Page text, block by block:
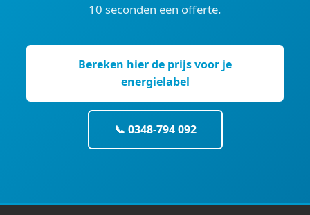
10 seconden een offerte.
Bereken hier de prijs voor je
energielabel
📞 0348-794 092